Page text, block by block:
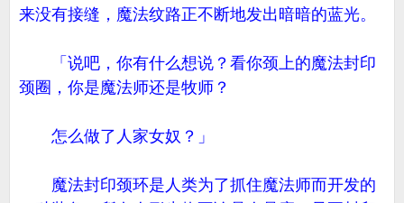
来没有接缝，魔法纹路正不断地发出暗暗的蓝光。
「说吧，你有什么想说？看你颈上的魔法封印
颈圈，你是魔法师还是牧师？
怎么做了人家女奴？」
魔法封印颈环是人类为了抓住魔法师而开发的